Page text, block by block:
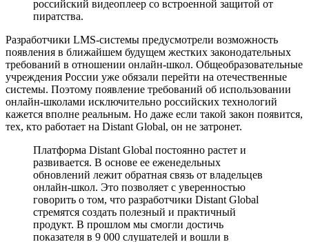
российский видеоплеер со встроенной защитой от
пиратства.
Разработчики LMS-системы предусмотрели возможность
появления в ближайшем будущем жестких законодательных
требований в отношении онлайн-школ. Общеобразовательные
учреждения России уже обязали перейти на отечественные
системы. Поэтому появление требований об использовании
онлайн-школами исключительно российских технологий
кажется вполне реальным. Но даже если такой закон появится,
тех, кто работает на Distant Global, он не затронет.
Платформа Distant Global постоянно растет и
развивается. В основе ее еженедельных
обновлений лежит обратная связь от владельцев
онлайн-школ. Это позволяет с уверенностью
говорить о том, что разработчики Distant Global
стремятся создать полезный и практичный
продукт. В прошлом мы смогли достичь
показателя в 9 000 слушателей и вошли в